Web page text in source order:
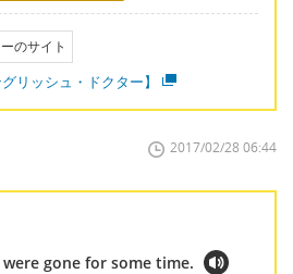
のサイト
リッシュ・ドクター】
2017/02/28 06:44
gone for some time.